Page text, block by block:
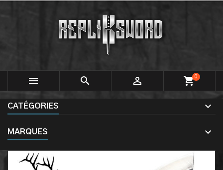
   shopping_cart0
CATÉGORIES
MARQUES